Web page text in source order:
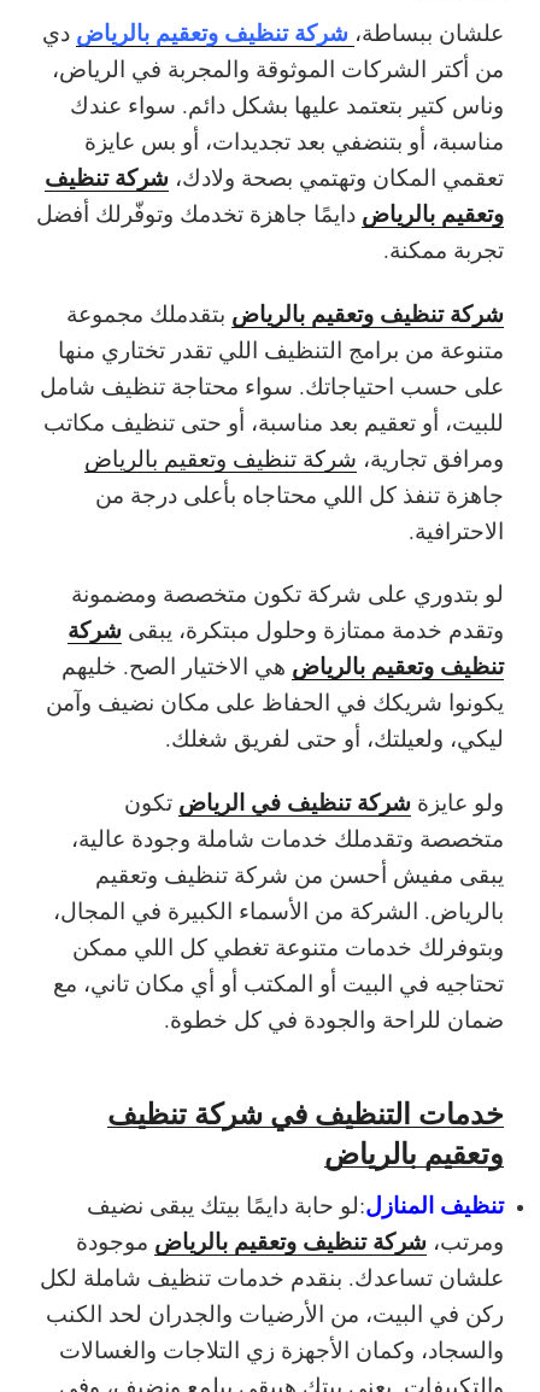
علشان ببساطة، شركة تنظيف وتعقيم بالرياض دي
من أكتر الشركات الموثوقة والمجربة في الرياض،
وناس كتير بتعتمد عليها بشكل دائم. سواء عندك
مناسبة، أو بتنضفي بعد تجديدات، أو بس عايزة
تعقمي المكان وتهتمي بصحة ولادك، شركة تنظيف
وتعقيم بالرياض دايمًا جاهزة تخدمك وتوفّرلك أفضل
تجربة ممكنة.
شركة تنظيف وتعقيم بالرياض بتقدملك مجموعة
متنوعة من برامج التنظيف اللي تقدر تختاري منها
على حسب احتياجاتك. سواء محتاجة تنظيف شامل
للبيت، أو تعقيم بعد مناسبة، أو حتى تنظيف مكاتب
ومرافق تجارية، شركة تنظيف وتعقيم بالرياض
جاهزة تنفذ كل اللي محتاجاه بأعلى درجة من
الاحترافية.
لو بتدوري على شركة تكون متخصصة ومضمونة
وتقدم خدمة ممتازة وحلول مبتكرة، يبقى شركة
تنظيف وتعقيم بالرياض هي الاختيار الصح. خليهم
يكونوا شريكك في الحفاظ على مكان نضيف وآمن
ليكي، ولعيلتك، أو حتى لفريق شغلك.
ولو عايزة شركة تنظيف في الرياض تكون
متخصصة وتقدملك خدمات شاملة وجودة عالية،
يبقى مفيش أحسن من شركة تنظيف وتعقيم
بالرياض. الشركة من الأسماء الكبيرة في المجال،
وبتوفرلك خدمات متنوعة تغطي كل اللي ممكن
تحتاجيه في البيت أو المكتب أو أي مكان تاني، مع
ضمان للراحة والجودة في كل خطوة.
خدمات التنظيف في شركة تنظيف
وتعقيم بالرياض
تنظيف المنازل:لو حابة دايمًا بيتك يبقى نضيف
ومرتب، شركة تنظيف وتعقيم بالرياض موجودة
علشان تساعدك. بنقدم خدمات تنظيف شاملة لكل
ركن في البيت، من الأرضيات والجدران لحد الكنب
والسجاد، وكمان الأجهزة زي التلاجات والغسالات
والتكييفات. يعني بيتك هيبقى بيلمع ونضيف، وفي